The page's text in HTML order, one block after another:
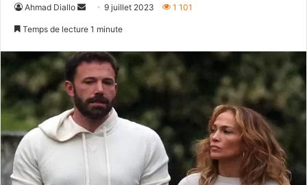
Ahmad Diallo
Envoyer9 juillet 2023 1 101
Temps de lecture 1 minute